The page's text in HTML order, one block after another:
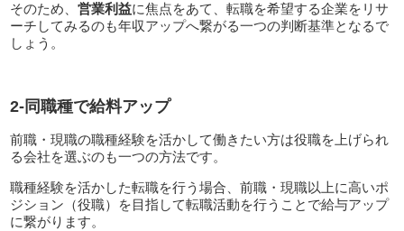
そのため、営業利益に焦点をあて、転職を希望する企業をリサ
ーチしてみるのも年収アップへ繋がる一つの判断基準となるで
しょう。
2-同職種で給料アップ
前職・現職の職種経験を活かして働きたい方は役職を上げられ
る会社を選ぶのも一つの方法です。
職種経験を活かした転職を行う場合、前職・現職以上に高いポ
ジション（役職）を目指して転職活動を行うことで給与アップ
に繋がります。